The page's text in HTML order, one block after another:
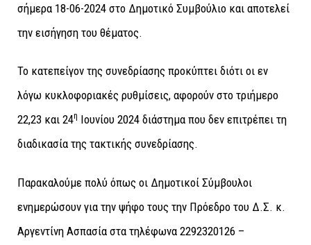
σήμερα 18-06-2024 στο Δημοτικό Συμβούλιο και αποτελεί
την εισήγηση του θέματος.
Το κατεπείγον της συνεδρίασης προκύπτει διότι οι εν
λόγω κυκλοφοριακές ρυθμίσεις, αφορούν στο τριήμερο
22,23 και 24η Ιουνίου 2024 διάστημα που δεν επιτρέπει τη
διαδικασία της τακτικής συνεδρίασης.
Παρακαλούμε πολύ όπως οι Δημοτικοί Σύμβουλοι
ενημερώσουν για την ψήφο τους την Πρόεδρο του Δ.Σ. κ.
Αργεντίνη Ασπασία στα τηλέφωνα 2292320126 –